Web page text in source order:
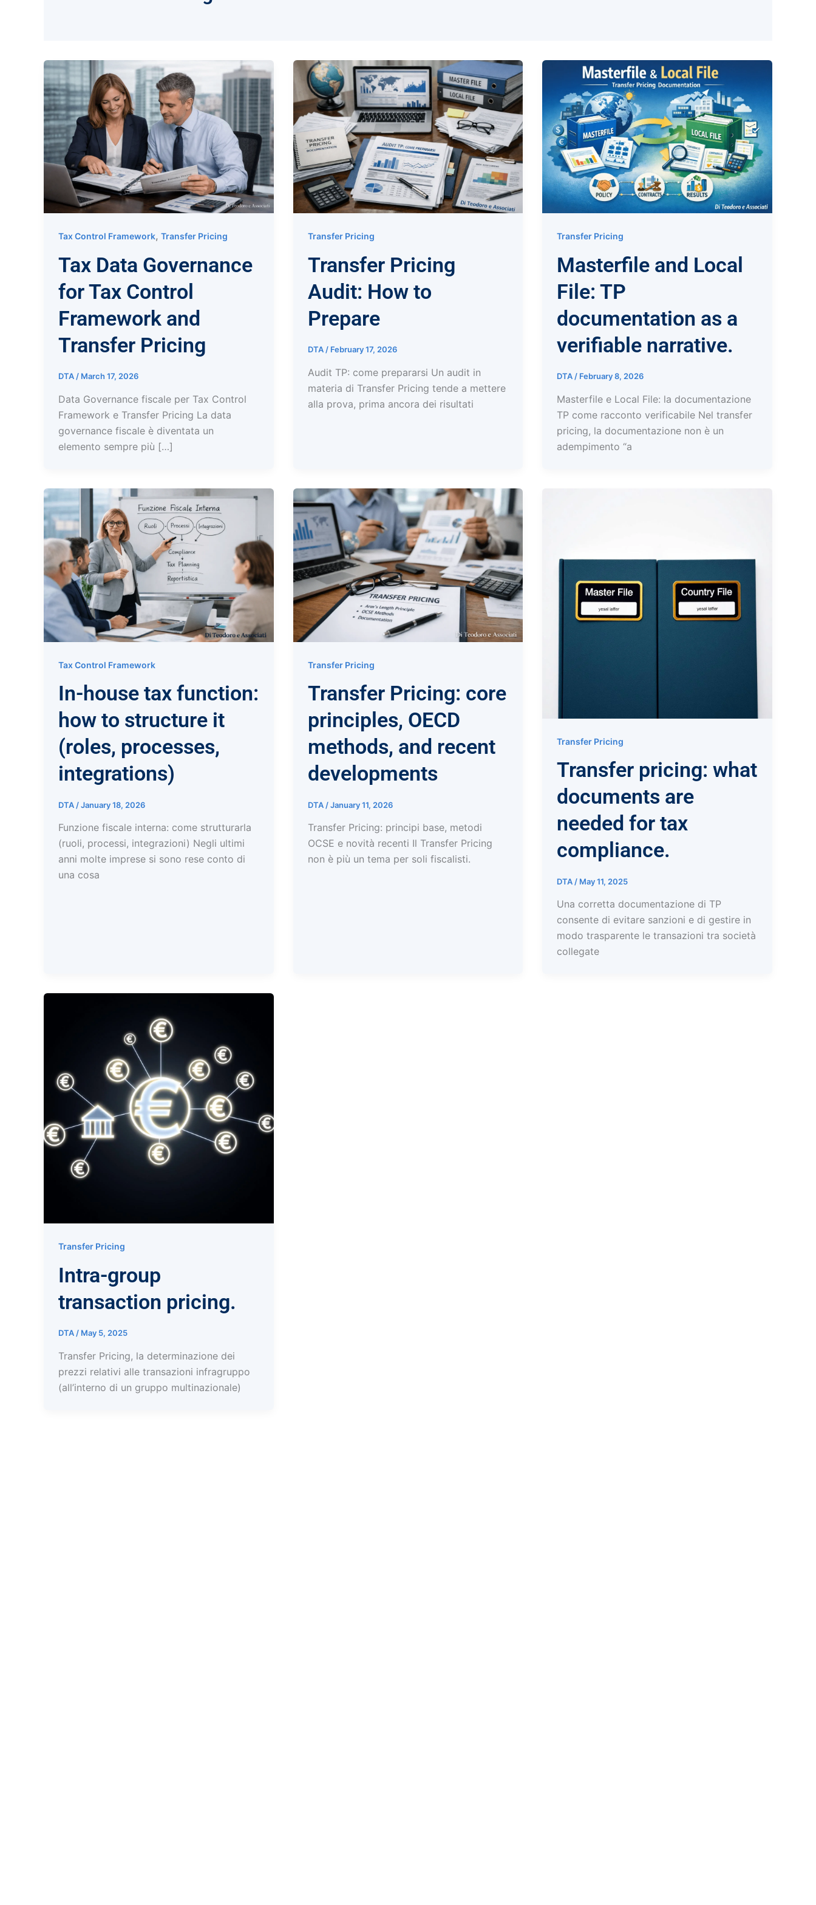
Tax Control Framework, Transfer Pricing
Tax Data Governance
for Tax Control
Framework and
Transfer Pricing
DTA/ March 17, 2026
Data Governance fiscale per Tax Control
Framework e Transfer Pricing La data
governance fiscale è diventata un
elemento sempre più […]
Transfer Pricing
Transfer Pricing
Audit: How to
Prepare
DTA/ February 17, 2026
Audit TP: come prepararsi Un audit in
materia di Transfer Pricing tende a mettere
alla prova, prima ancora dei risultati
Transfer Pricing
Masterfile and Local
File: TP
documentation as a
verifiable narrative.
DTA/ February 8, 2026
Masterfile e Local File: la documentazione
TP come racconto verificabile Nel transfer
pricing, la documentazione non è un
adempimento “a
Tax Control Framework
In-house tax function:
how to structure it
(roles, processes,
integrations)
DTA /January 18, 2026
Funzione fiscale interna: come strutturarla
(ruoli, processi, integrazioni) Negli ultimi
anni molte imprese si sono rese conto di
una cosa
Transfer Pricing
Transfer Pricing: core
principles, OECD
methods, and recent
developments
DTA /January 11, 2026
Transfer Pricing: principi base, metodi
OCSE e novità recenti Il Transfer Pricing
non è più un tema per soli fiscalisti.
Transfer Pricing
Transfer pricing: what
documents are
needed for tax
compliance.
DTA / May 11, 2025
Una corretta documentazione di TP
consente di evitare sanzioni e di gestire in
modo trasparente le transazioni tra società
collegate
Transfer Pricing
Intra-group
transaction pricing.
DTA / May 5, 2025
Transfer Pricing, la determinazione dei
prezzi relativi alle transazioni infragruppo
(all’interno di un gruppo multinazionale)